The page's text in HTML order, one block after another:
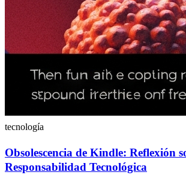
tecnología
Obsolescencia de Kindle: Reflexión
Responsabilidad Tecnológica